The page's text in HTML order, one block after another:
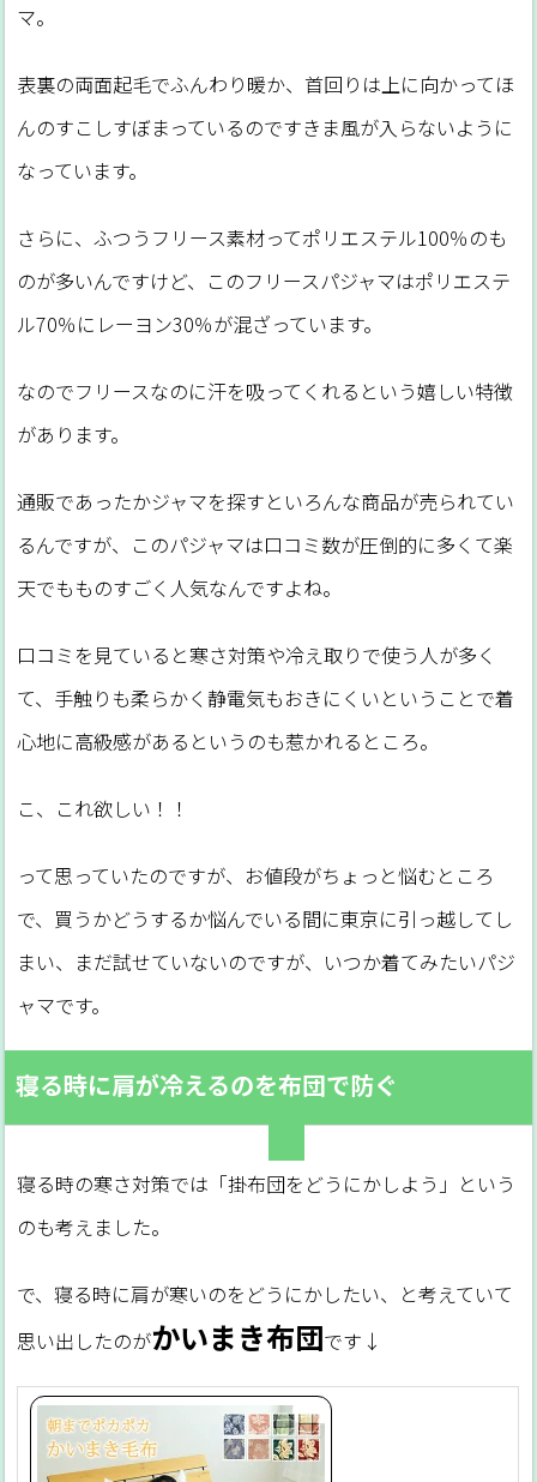
マ。
表裏の両面起毛でふんわり暖か、首回りは上に向かってほ
んのすこしすぼまっているのですきま風が入らないように
なっています。
さらに、ふつうフリース素材ってポリエステル100％のも
のが多いんですけど、このフリースパジャマはポリエステ
ル70％にレーヨン30％が混ざっています。
なのでフリースなのに汗を吸ってくれるという嬉しい特徴
があります。
通販であったかジャマを探すといろんな商品が売られてい
るんですが、このパジャマは口コミ数が圧倒的に多くて楽
天でもものすごく人気なんですよね。
口コミを見ていると寒さ対策や冷え取りで使う人が多く
て、手触りも柔らかく静電気もおきにくいということで着
心地に高級感があるというのも惹かれるところ。
こ、これ欲しい！！
って思っていたのですが、お値段がちょっと悩むところ
で、買うかどうするか悩んでいる間に東京に引っ越してし
まい、まだ試せていないのですが、いつか着てみたいパジ
ャマです。
寝る時に肩が冷えるのを布団で防ぐ
寝る時の寒さ対策では「掛布団をどうにかしよう」という
のも考えました。
で、寝る時に肩が寒いのをどうにかしたい、と考えていて
思い出したのがかいまき布団です↓